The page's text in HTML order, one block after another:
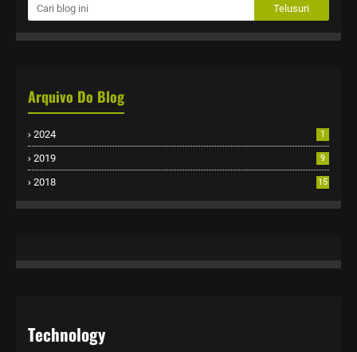
Arquivo Do Blog
2024 1
2019 9
2018 15
Technology